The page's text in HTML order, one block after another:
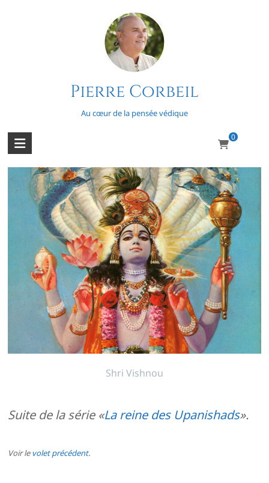
Pierre Corbeil
Au cœur de la pensée védique
0
Isha Upanishad – Mantra 14
Shri Vishnou
Suite de la série «La reine des Upanishads».
Voir levolet précédent.